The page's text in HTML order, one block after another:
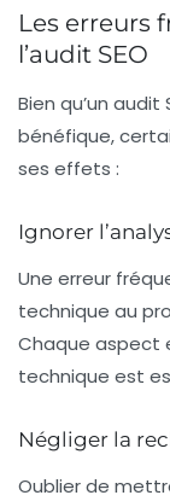
Les erreurs
l’audit SEO
Bien qu’un
bénéfique,
ses effets :
Ignorer
Une erreur
technique au
Chaque aspect
technique est
Négliger la
Oublier de